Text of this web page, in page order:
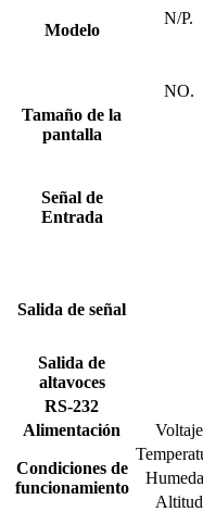
Modelo
N/P.
NO.
Tamaño de la
pantalla
Señal de
Entrada
Salida de señal
Salida de
altavoces
RS-232
Alimentación
Voltaje
Condiciones de
funcionamiento
Altitud